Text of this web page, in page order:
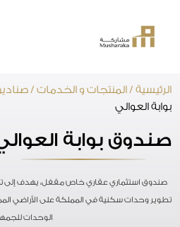
المحتوى
الرئيسية /المنتجات و الخدمات /
بوابة العوالي
صندوق بوابة
صندوق استثماري عقاري خاص مقفل، يهدف إلى
تطوير وحدات سكنية في المملكة على الأراضي
الوحدات